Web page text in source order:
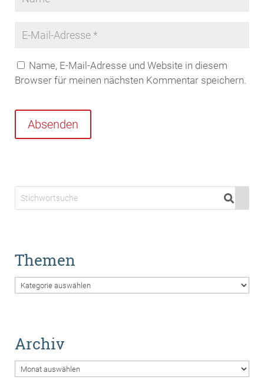
Name, E-Mail-Adresse und Website in diesem
Browser für meinen nächsten Kommentar speichern.
Absenden
Themen
Themen
Archiv
Archiv